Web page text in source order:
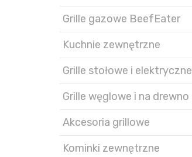
Grille gazowe BeefEater
Kuchnie zewnętrzne
Grille stołowe i elektryczne
Grille węglowe i na drewno
Akcesoria grillowe
Kominki zewnętrzne